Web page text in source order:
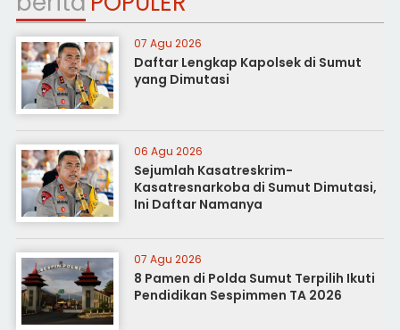
07 Agu 2026
Daftar Lengkap Kapolsek di Sumut
yang Dimutasi
06 Agu 2026
Sejumlah Kasatreskrim-
Kasatresnarkoba di Sumut Dimutasi,
Ini Daftar Namanya
07 Agu 2026
8 Pamen di Polda Sumut Terpilih Ikuti
Pendidikan Sespimmen TA 2026